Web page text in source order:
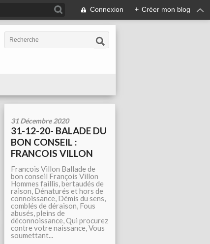
Connexion + Créer mon blog
31 Décembre 2020
31-12-20- BALADE DU
BON CONSEIL :
FRANCOIS VILLON
Francois Villon Ballade de
bon conseil François Villon
Hommes faillis, bertaudés de
raison, Dénaturés et hors de
connoissance, Démis du sens,
comblés de déraison, Fous
abusés, pleins de
déconnoissance, Qui procurez
contre votre naissance, Vous
soumettant...